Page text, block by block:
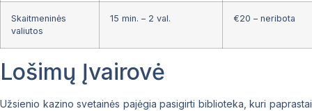
Skaitmeninės
valiutos
15 min. – 2 val. €20 – neribota
Lošimų Įvairovė
Užsienio kazino svetainės pajėgia pasigirti biblioteka, kuri paprastai